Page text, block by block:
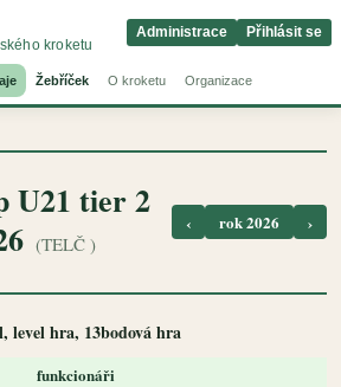
kroketu
Žebříček O kroketu Organizace
Administrace Přihlásit se
U21 tier 2
(TELČ )
‹ rok 2026 ›
level hra, 13bodová hra
funkcionáři